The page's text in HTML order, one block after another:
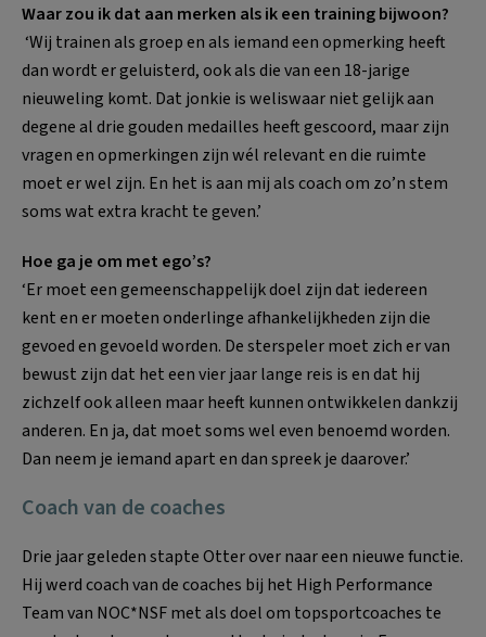
Waar zou ik dat aan merken als ik een training bijwoon?
‘Wij trainen als groep en als iemand een opmerking heeft
dan wordt er geluisterd, ook als die van een 18-jarige
nieuweling komt. Dat jonkie is weliswaar niet gelijk aan
degene al drie gouden medailles heeft gescoord, maar zijn
vragen en opmerkingen zijn wél relevant en die ruimte
moet er wel zijn. En het is aan mij als coach om zo’n stem
soms wat extra kracht te geven.’
Hoe ga je om met ego’s?
‘Er moet een gemeenschappelijk doel zijn dat iedereen
kent en er moeten onderlinge afhankelijkheden zijn die
gevoed en gevoeld worden. De sterspeler moet zich er van
bewust zijn dat het een vier jaar lange reis is en dat hij
zichzelf ook alleen maar heeft kunnen ontwikkelen dankzij
anderen. En ja, dat moet soms wel even benoemd worden.
Dan neem je iemand apart en dan spreek je daarover.’
Coach van de coaches
Drie jaar geleden stapte Otter over naar een nieuwe functie.
Hij werd coach van de coaches bij het High Performance
Team van NOC*NSF met als doel om topsportcoaches te